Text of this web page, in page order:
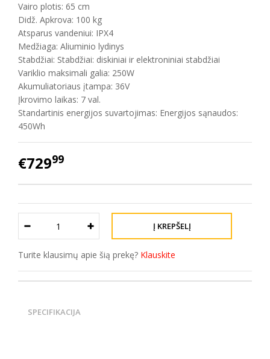
Vairo plotis: 65 cm
Didž. Apkrova: 100 kg
Atsparus vandeniui: IPX4
Medžiaga: Aliuminio lydinys
Stabdžiai: Stabdžiai: diskiniai ir elektroniniai stabdžiai
Variklio maksimali galia: 250W
Akumuliatoriaus įtampa: 36V
Įkrovimo laikas: 7 val.
Standartinis energijos suvartojimas: Energijos sąnaudos:
450Wh
€72999
Turite klausimų apie šią prekę? Klauskite
SPECIFIKACIJA